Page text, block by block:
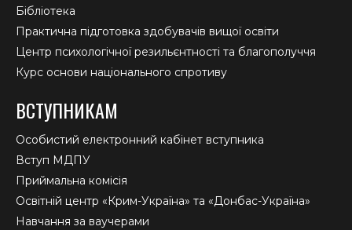
Бібліотека
Практична підготовка здобувачів вищої освіти
Центр психологічної резильєнтності та благополуччя
Курс основи національного спротиву
ВСТУПНИКАМ
Особистий електронний кабінет вступника
Вступ МДПУ
Приймальна комісія
Освітній центр «Крим-Україна» та «Донбас-Україна»
Навчання за ваучерами